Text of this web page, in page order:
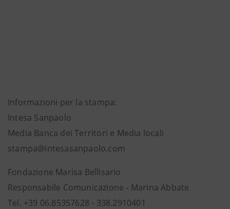
Informazioni per la stampa:
Intesa Sanpaolo
Media Banca dei Territori e Media locali
stampa@intesasanpaolo.com
Fondazione Marisa Bellisario
Responsabile Comunicazione - Marina Abbate
Tel. +39 06.85357628 - 338.2910401